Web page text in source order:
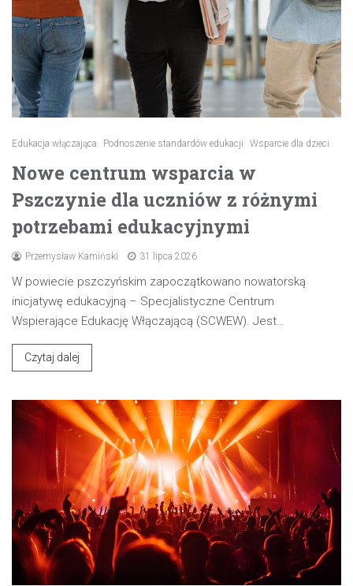
Edukacja włączająca Podnoszenie standardów edukacji Wsparcie dla dzieci
Nowe centrum wsparcia w
Pszczynie dla uczniów z różnymi
potrzebami edukacyjnymi
Przemysław Kamiński 31 lipca 2026
W powiecie pszczyńskim zapoczątkowano nowatorską
inicjatywę edukacyjną – Specjalistyczne Centrum
Wspierające Edukację Włączającą (SCWEW). Jest…
Czytaj dalej